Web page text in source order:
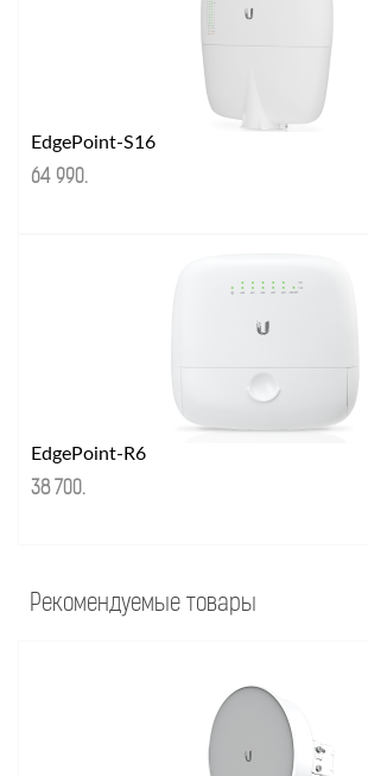
EdgePoint-S16
64 990.
EdgePoint-R6
38 700.
Рекомендуемые товары